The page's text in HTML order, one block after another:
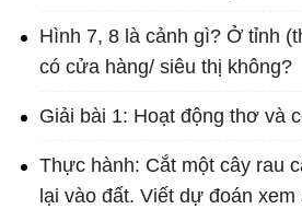
Hình 7, 8 là cảnh gì? Ở tỉnh
có cửa hàng/ siêu thị không?
Giải bài 1: Hoạt động thơ và
Thực hành: Cắt một cây rau
lại vào đất. Viết dự đoán